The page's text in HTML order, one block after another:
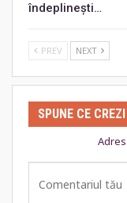
îndeplinești…
PREV NEXT
SPUNE CE CREZI